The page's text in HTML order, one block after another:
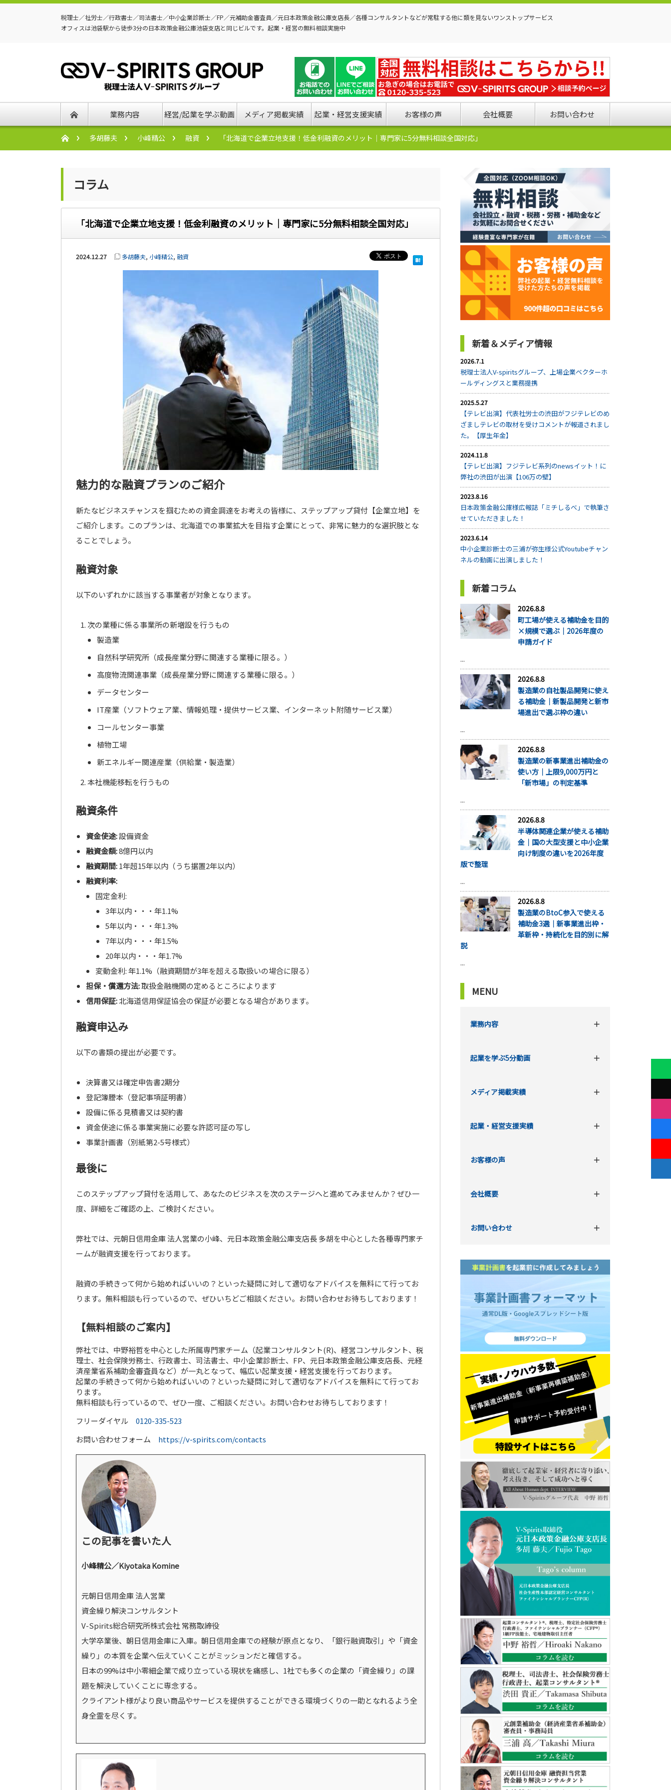
税理士／社労士／行政書士／司法書士／中小企業診断士／FP／元補助金審査員／元日本政策金融公庫支店長／各種コンサルタントなどが常駐する他に類を見ないワンストップサービス
オフィスは池袋駅から徒歩3分の日本政策金融公庫池袋支店と同じビルです。起業・経営の無料相談実施中
業務内容 経営/起業を学ぶ動画 メディア掲載実績 起業・経営支援実績 お客様の声 会社概要 お問い合わせ
多胡藤夫 小峰精公 融資 「北海道で企業立地支援！低金利融資のメリット｜専門家に5分無料相談全国対応」
コラム
「北海道で企業立地支援！低金利融資のメリット｜専門家に5分無料相談全国対応」
2024.12.27 多胡藤夫, 小峰精公, 融資
魅力的な融資プランのご紹介
新たなビジネスチャンスを掴むための資金調達をお考えの皆様に、ステップアップ貸付【企業立地】を
ご紹介します。このプランは、北海道での事業拡大を目指す企業にとって、非常に魅力的な選択肢とな
ることでしょう。
融資対象
以下のいずれかに該当する事業者が対象となります。
次の業種に係る事業所の新増設を行うもの
製造業
自然科学研究所（成長産業分野に関連する業種に限る。）
高度物流関連事業（成長産業分野に関連する業種に限る。）
データセンター
IT産業（ソフトウェア業、情報処理・提供サービス業、インターネット附随サービス業）
コールセンター事業
植物工場
新エネルギー関連産業（供給業・製造業）
本社機能移転を行うもの
融資条件
資金使途:設備資金
融資金額:8億円以内
融資期間:1年超15年以内（うち据置2年以内）
融資利率:
固定金利:
3年以内・・・年1.1%
5年以内・・・年1.3%
7年以内・・・年1.5%
20年以内・・・年1.7%
変動金利: 年1.1%（融資期間が3年を超える取扱いの場合に限る）
担保・償還方法:取扱金融機関の定めるところによります
信用保証:北海道信用保証協会の保証が必要となる場合があります。
融資申込み
以下の書類の提出が必要です。
決算書又は確定申告書2期分
登記簿謄本（登記事項証明書）
設備に係る見積書又は契約書
資金使途に係る事業実施に必要な許認可証の写し
事業計画書（別紙第2-5号様式）
最後に
このステップアップ貸付を活用して、あなたのビジネスを次のステージへと進めてみませんか？ぜひ一
度、詳細をご確認の上、ご検討ください。
弊社では、元朝日信用金庫 法人営業の小峰、元日本政策金融公庫支店長 多胡を中心とした各種専門家チ
ームが融資支援を行っております。
融資の手続きって何から始めればいいの？といった疑問に対して適切なアドバイスを無料にて行ってお
ります。無料相談も行っているので、ぜひいちどご相談ください。お問い合わせお待ちしております！
【無料相談のご案内】
弊社では、中野裕哲を中心とした所属専門家チーム（起業コンサルタント(R)、経営コンサルタント、税
理士、社会保険労務士、行政書士、司法書士、中小企業診断士、FP、元日本政策金融公庫支店長、元経
済産業省系補助金審査員など）が一丸となって、幅広い起業支援・経営支援を行っております。
起業の手続きって何から始めればいいの？といった疑問に対して適切なアドバイスを無料にて行ってお
ります。
無料相談も行っているので、ぜひ一度、ご相談ください。お問い合わせお待ちしております！
フリーダイヤル 0120-335-523
お問い合わせフォーム https://v-spirits.com/contacts
この記事を書いた人
小峰精公／Kiyotaka Komine
元朝日信用金庫 法人営業
資金繰り解決コンサルタント
V-Spirits総合研究所株式会社 常務取締役
大学卒業後、朝日信用金庫に入庫。朝日信用金庫での経験が原点となり、「銀行融資取引」や「資金
繰り」の本質を企業へ伝えていくことがミッションだと確信する。
日本の99%は中小零細企業で成り立っている現状を痛感し、1社でも多くの企業の「資金繰り」の課
題を解決していくことに専念する。
クライアント様がより良い商品やサービスを提供することができる環境づくりの一助となれるよう全
身全霊を尽くす。
新着＆メディア情報
2026.7.1
税理士法人V-spiritsグループ、上場企業ベクターホ
ールディングスと業務提携
2025.5.27
【テレビ出演】代表社労士の渋田がフジテレビのめ
ざましテレビの取材を受けコメントが報道されまし
た。【厚生年金】
2024.11.8
【テレビ出演】フジテレビ系列のnewsイット！に
弊社の渋田が出演【106万の壁】
2023.8.16
日本政策金融公庫様広報誌「ミチしるべ」で執筆さ
せていただきました！
2023.6.14
中小企業診断士の三浦が弥生様公式Youtubeチャン
ネルの動画に出演しました！
新着コラム
2026.8.8
町工場が使える補助金を目的
×規模で選ぶ｜2026年度の
申請ガイド
...
2026.8.8
製造業の自社製品開発に使え
る補助金｜新製品開発と新市
場進出で選ぶ枠の違い
...
2026.8.8
製造業の新事業進出補助金の
使い方｜上限9,000万円と
「新市場」の判定基準
...
2026.8.8
半導体関連企業が使える補助
金｜国の大型支援と中小企業
向け制度の違いを2026年度
版で整理
...
2026.8.8
製造業のBtoC参入で使える
補助金3選｜新事業進出枠・
革新枠・持続化を目的別に解
説
...
MENU
業務内容
起業を学ぶ5分動画
メディア掲載実績
起業・経営支援実績
お客様の声
会社概要
お問い合わせ